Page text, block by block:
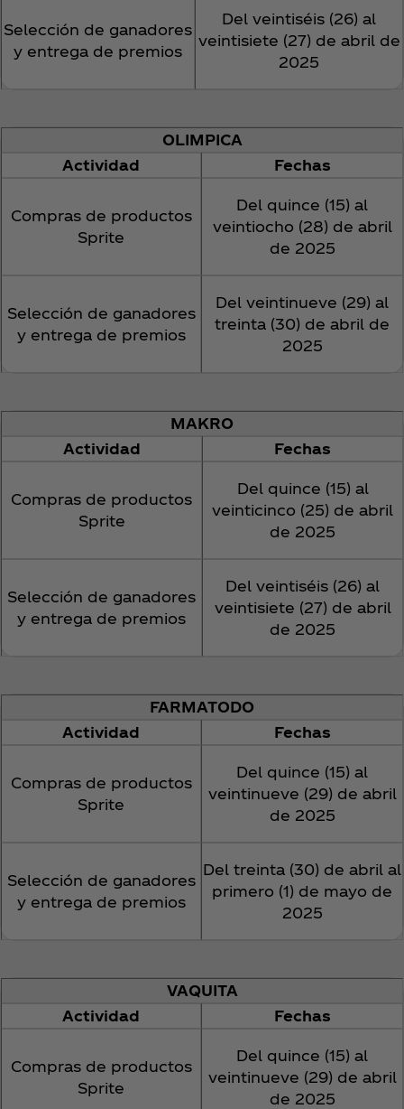
Selección de ganadores
y entrega de premios
Del veintiséis (26) al
veintisiete (27) de abril de
2025
OLIMPICA
Actividad
Fechas
Compras de productos
Sprite
Del quince (15) al
veintiocho (28) de abril
de 2025
Selección de ganadores
y entrega de premios
Del veintinueve (29) al
treinta (30) de abril de
2025
MAKRO
Actividad
Fechas
Compras de productos
Sprite
Del quince (15) al
veinticinco (25) de abril
de 2025
Selección de ganadores
y entrega de premios
Del veintiséis (26) al
veintisiete (27) de abril
de 2025
FARMATODO
Actividad
Fechas
Compras de productos
Sprite
Del quince (15) al
veintinueve (29) de abril
de 2025
Selección de ganadores
y entrega de premios
Del treinta (30) de abril al
primero (1) de mayo de
2025
VAQUITA
Actividad
Fechas
Compras de productos
Sprite
Del quince (15) al
veintinueve (29) de abril
de 2025